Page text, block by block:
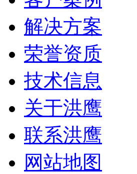
解决方案
荣誉资质
技术信息
关于洪鹰
联系洪鹰
网站地图